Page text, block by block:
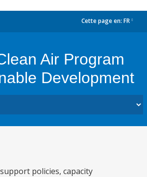
Cette page en: FR
Air Program
Development
policies, capacity